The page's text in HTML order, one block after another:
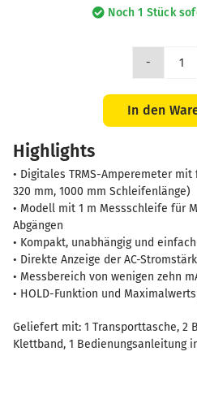
Noch 1 Stück
In den
Highlights
• Digitales TRMS-Amperemeter
320 mm, 1000 mm Schleifenlänge)
• Modell mit 1 m Messschleife für
Abgängen
• Kompakt, unabhängig und
• Direkte Anzeige der AC-
• Messbereich von wenigen zehn
• HOLD-Funktion und
Geliefert mit: 1 Transporttasche, 2
Klettband, 1 Bedienungsanleitung